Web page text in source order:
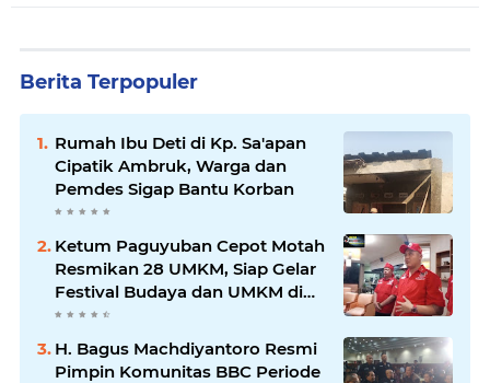
Berita Terpopuler
Rumah Ibu Deti di Kp. Sa'apan
Cipatik Ambruk, Warga dan
Pemdes Sigap Bantu Korban
Ketum Paguyuban Cepot Motah
Resmikan 28 UMKM, Siap Gelar
Festival Budaya dan UMKM di
Jalan Braga
H. Bagus Machdiyantoro Resmi
Pimpin Komunitas BBC Periode